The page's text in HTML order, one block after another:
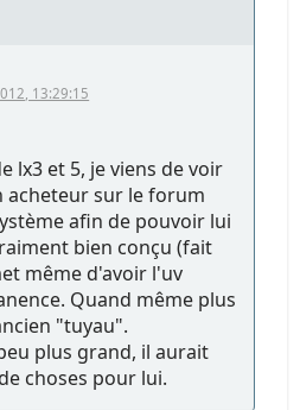
13:29:15
lx3 et 5, je viens de voir
sur le forum
afin de pouvoir lui
bien conçu (fait
même d'avoir l'uv
Quand même plus
"tuyau".
plus grand, il aurait
choses pour lui.